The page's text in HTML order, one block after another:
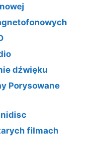
dźwięku
Porysowane
filmach